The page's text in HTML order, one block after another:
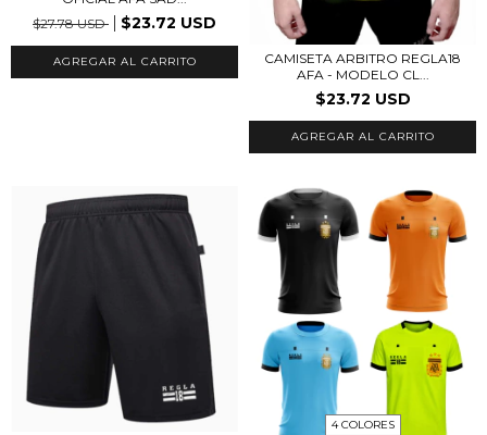
$27.78 USD
$23.72 USD
AGREGAR AL CARRITO
CAMISETA ARBITRO REGLA18
AFA - MODELO CL...
$23.72 USD
AGREGAR AL CARRITO
4 COLORES